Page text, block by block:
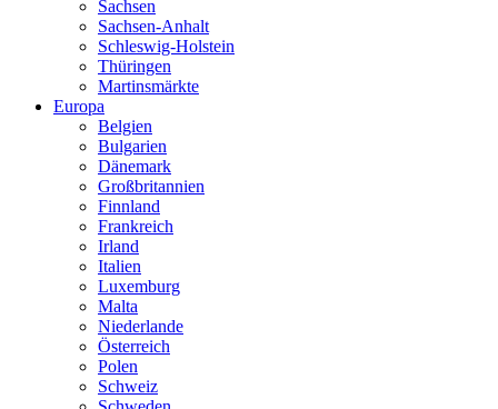
Sachsen
Sachsen-Anhalt
Schleswig-Holstein
Thüringen
Martinsmärkte
Europa
Belgien
Bulgarien
Dänemark
Großbritannien
Finnland
Frankreich
Irland
Italien
Luxemburg
Malta
Niederlande
Österreich
Polen
Schweiz